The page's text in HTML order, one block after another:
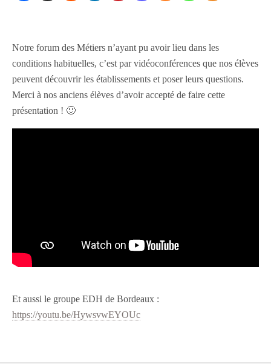
Notre forum des Métiers n’ayant pu avoir lieu dans les
conditions habituelles, c’est par vidéoconférences que nos élèves
peuvent découvrir les établissements et poser leurs questions.
Merci à nos anciens élèves d’avoir accepté de faire cette
présentation ! 🙂
Et aussi le groupe EDH de Bordeaux :
https://youtu.be/HywsvwEYOUc